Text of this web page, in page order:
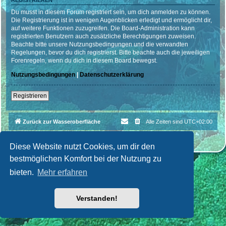
Diese Website nutzt Cookies, um dir den
bestmöglichen Komfort bei der Nutzung zu
bieten. Mehr erfahren
Verstanden!
Du musst in diesem Forum registriert sein, um dich anmelden zu können.
Die Registrierung ist in wenigen Augenblicken erledigt und ermöglicht dir,
auf weitere Funktionen zuzugreifen. Die Board-Administration kann
registrierten Benutzern auch zusätzliche Berechtigungen zuweisen.
Beachte bitte unsere Nutzungsbedingungen und die verwandten
Regelungen, bevor du dich registrierst. Bitte beachte auch die jeweiligen
Forenregeln, wenn du dich in diesem Board bewegst.
Nutzungsbedingungen | Datenschutzerklärung
Registrieren
Zurück zur Wasseroberfläche Alle Zeiten sind UTC+02:00
Deutsche Übersetzung durch
phpBB.de| Style par